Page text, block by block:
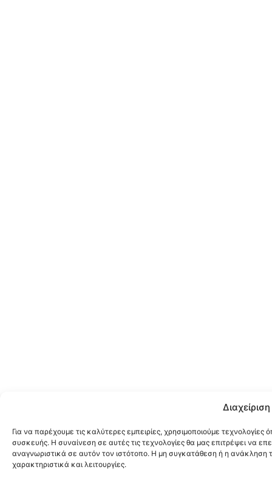
Για να παρέχουμε τις καλύτερες εμπειρίες, χρησιμοποιούμε
συσκευής. Η συναίνεση σε αυτές τις τεχνολογίες θα μας επιτρέψει να
αναγνωριστικά σε αυτόν τον ιστότοπο. Η μη συγκατάθεση ή η ανάκληση
χαρακτηριστικά και λειτουργίες.